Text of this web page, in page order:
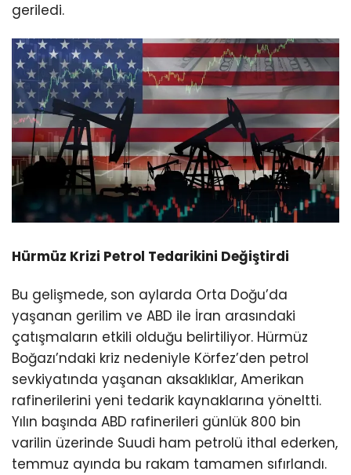
geriledi.
Hürmüz Krizi Petrol Tedarikini Değiştirdi
Bu gelişmede, son aylarda Orta Doğu’da
yaşanan gerilim ve ABD ile İran arasındaki
çatışmaların etkili olduğu belirtiliyor. Hürmüz
Boğazı’ndaki kriz nedeniyle Körfez’den petrol
sevkiyatında yaşanan aksaklıklar, Amerikan
rafinerilerini yeni tedarik kaynaklarına yöneltti.
Yılın başında ABD rafinerileri günlük 800 bin
varilin üzerinde Suudi ham petrolü ithal ederken,
temmuz ayında bu rakam tamamen sıfırlandı.